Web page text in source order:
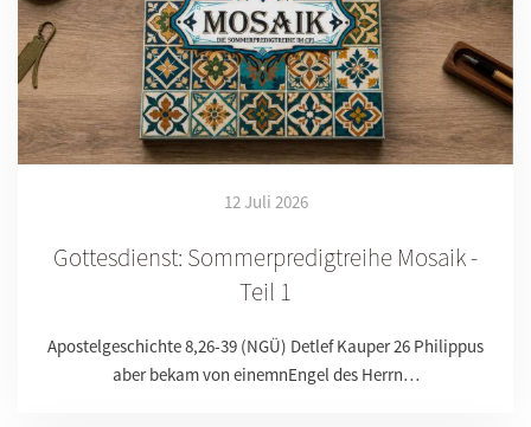
12 Juli 2026
Gottesdienst: Sommerpredigtreihe Mosaik -
Teil 1
Apostelgeschichte 8,26-39 (NGÜ) Detlef Kauper 26 Philippus
aber bekam von einemnEngel des Herrn…